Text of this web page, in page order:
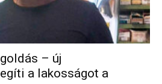
– új
a lakosságot a